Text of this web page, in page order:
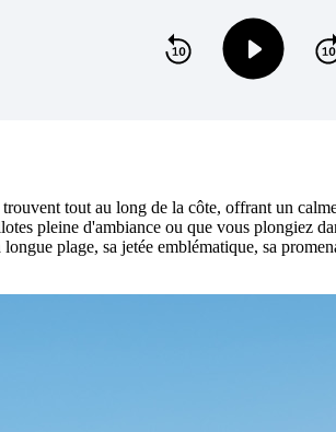
tout au long de la côte, offrant un
pleine d'ambiance ou que vous plongiez
plage, sa jetée emblématique, sa